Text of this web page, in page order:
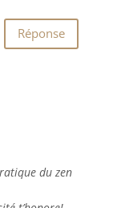
Réponse
du zen